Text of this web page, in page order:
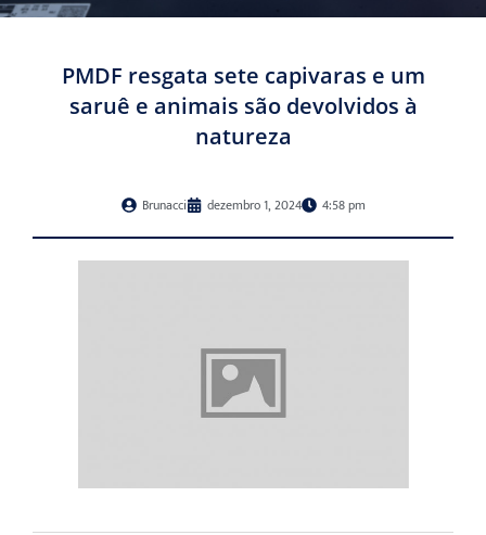
PMDF resgata sete capivaras e um
saruê e animais são devolvidos à
natureza
Brunacci dezembro 1, 2024 4:58 pm